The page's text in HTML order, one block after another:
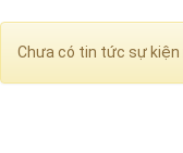
Chưa có tin tức sự kiện